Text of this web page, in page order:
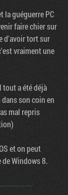
la guéguerre PC
faire chier sur
d'avoir tort sur
vraiment une
tout a été déjà
son coin en
mal repris
et on peut
Windows 8.